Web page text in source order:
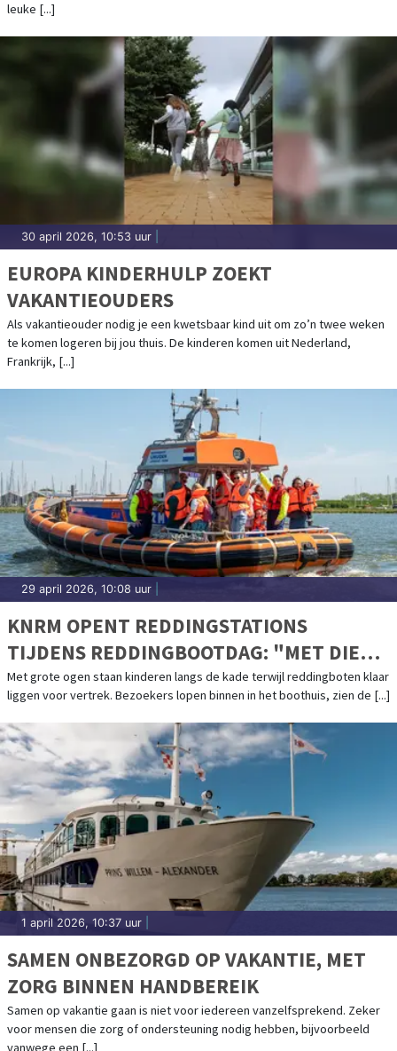
leuke [...]
30 april 2026, 10:53 uur
EUROPA KINDERHULP ZOEKT
VAKANTIEOUDERS
Als vakantieouder nodig je een kwetsbaar kind uit om zo’n twee weken
te komen logeren bij jou thuis. De kinderen komen uit Nederland,
Frankrijk, [...]
29 april 2026, 10:08 uur
KNRM OPENT REDDINGSTATIONS
TIJDENS REDDINGBOOTDAG: "MET DIE
BOOT OVER DE GOLVEN, DAT VERGEET JE
NOOIT MEER"
Met grote ogen staan kinderen langs de kade terwijl reddingboten klaar
liggen voor vertrek. Bezoekers lopen binnen in het boothuis, zien de [...]
1 april 2026, 10:37 uur
SAMEN ONBEZORGD OP VAKANTIE, MET
ZORG BINNEN HANDBEREIK
Samen op vakantie gaan is niet voor iedereen vanzelfsprekend. Zeker
voor mensen die zorg of ondersteuning nodig hebben, bijvoorbeeld
vanwege een [...]